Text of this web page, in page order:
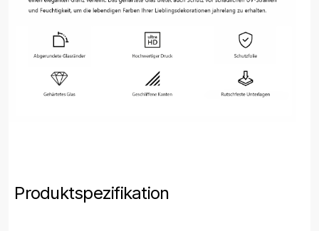
Produktspezifikation